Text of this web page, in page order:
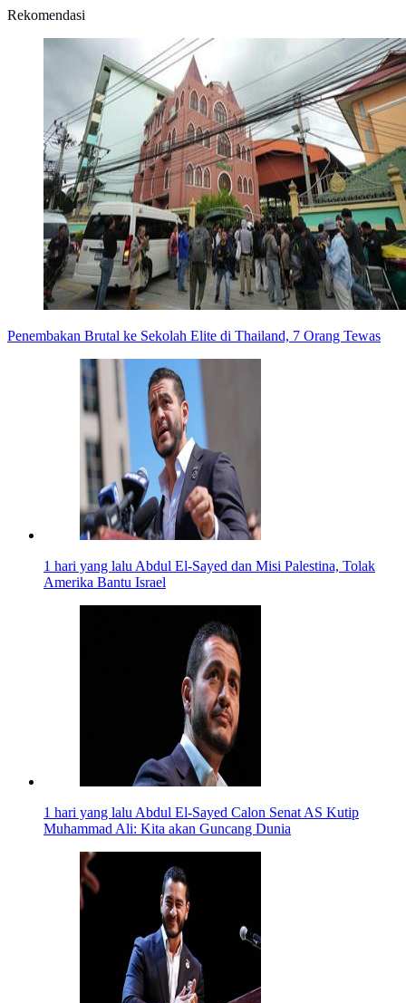
Rekomendasi
Penembakan Brutal ke Sekolah Elite di Thailand, 7 Orang Tewas
1 hari yang laluAbdul El-Sayed dan Misi Palestina, Tolak
Amerika Bantu Israel
1 hari yang laluAbdul El-Sayed Calon Senat AS Kutip
Muhammad Ali: Kita akan Guncang Dunia